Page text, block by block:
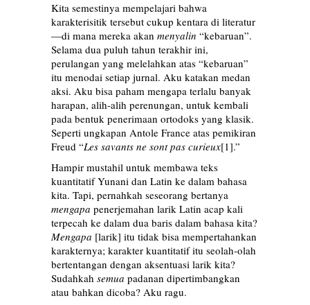
Kita semestinya mempelajari bahwa
karakterisitik tersebut cukup kentara di literatur
—di mana mereka akan menyalin “kebaruan”.
Selama dua puluh tahun terakhir ini,
perulangan yang melelahkan atas “kebaruan”
itu menodai setiap jurnal. Aku katakan medan
aksi. Aku bisa paham mengapa terlalu banyak
harapan, alih-alih perenungan, untuk kembali
pada bentuk penerimaan ortodoks yang klasik.
Seperti ungkapan Antole France atas pemikiran
Freud “Les savants ne sont pas curieux[1].”
Hampir mustahil untuk membawa teks
kuantitatif Yunani dan Latin ke dalam bahasa
kita. Tapi, pernahkah seseorang bertanya
mengapa penerjemahan larik Latin acap kali
terpecah ke dalam dua baris dalam bahasa kita?
Mengapa [larik] itu tidak bisa mempertahankan
karakternya; karakter kuantitatif itu seolah-olah
bertentangan dengan aksentuasi larik kita?
Sudahkah semua padanan dipertimbangkan
atau bahkan dicoba? Aku ragu.